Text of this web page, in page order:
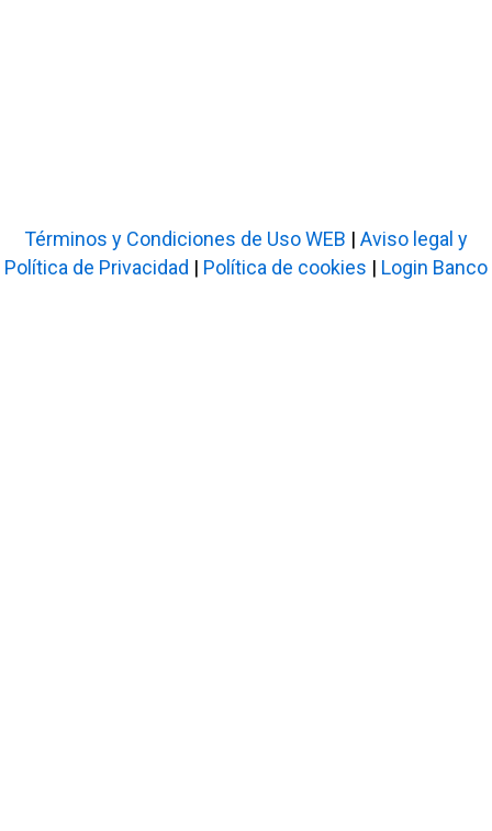
Términos y Condiciones de Uso WEB | Aviso legal y
Política de Privacidad | Política de cookies | Login Banco